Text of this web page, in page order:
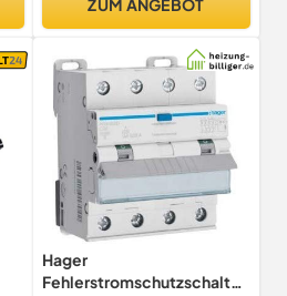
Hager
Fehlerstromschutzschalter